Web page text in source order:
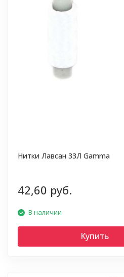
Нитки Лавсан 33Л Gamma
42,60 руб.
В наличии
Купить